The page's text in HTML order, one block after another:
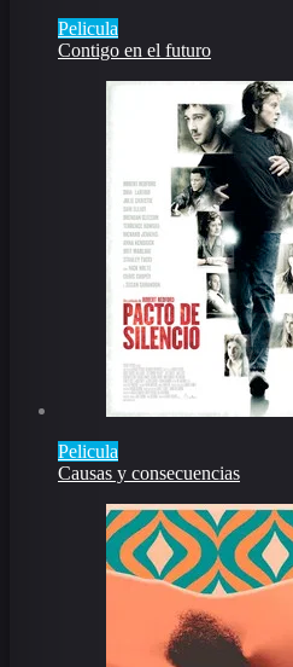
Pelicula
Contigo en el futuro
Pelicula
Causas y consecuencias